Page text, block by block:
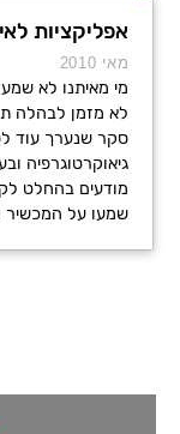
אפליקציות
מאי 2010
מי מאיתנו לא
לא מזמן לבהלה
סקר שנערך עוד
גיאוקרטוגרפיה
שמעו על המכשיר